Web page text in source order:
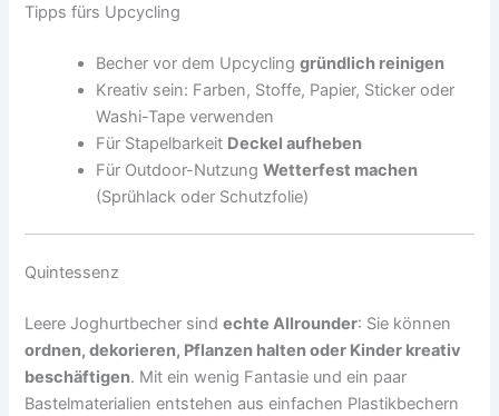
Tipps fürs Upcycling
Becher vor dem Upcyclinggründlich reinigen
Kreativ sein: Farben, Stoffe, Papier, Sticker oder
Washi-Tape verwenden
Für Stapelbarkeit Deckel aufheben
Für Outdoor-NutzungWetterfest machen
(Sprühlack oder Schutzfolie)
Quintessenz
Leere Joghurtbecher sindechte Allrounder: Sie können
ordnen, dekorieren, Pflanzen halten oder Kinder kreativ
beschäftigen. Mit ein wenig Fantasie und ein paar
Bastelmaterialien entstehen aus einfachen Plastikbechern